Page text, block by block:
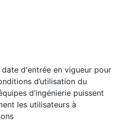
d'entrée en vigueur pour
d’utilisation du
d’ingénierie puissent
les utilisateurs à